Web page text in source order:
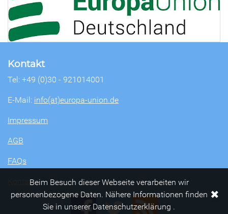
Kontakt
Tel: +49 (0)30 - 921014001
E-Mail: info(at)europa-union.de
Impressum
AGB
FAQs
KontaktBeim Besuch dieser Webseite verarbeiten wir
personenbezogene Daten. Nähere Informationen finden
Sie in unserer Datenschutzerklärung .
✖